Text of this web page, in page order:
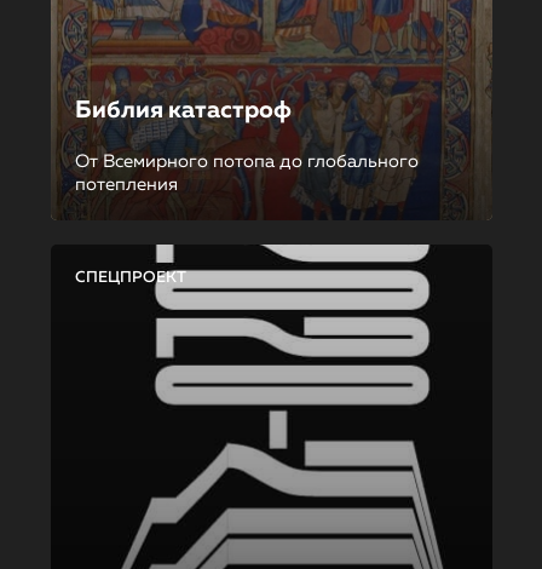
Библия катастроф
От Всемирного потопа до глобального
потепления
СПЕЦПРОЕКТ